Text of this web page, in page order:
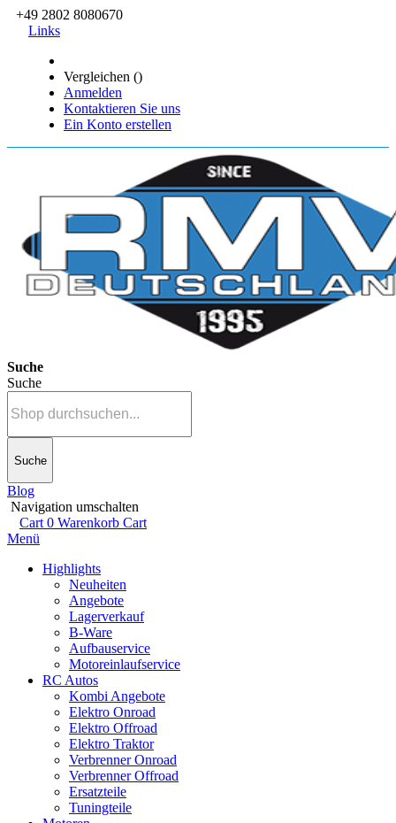
+49 2802 8080670
Links
Vergleichen ()
Anmelden
Kontaktieren Sie uns
Ein Konto erstellen
Suche
Suche
Suche
Blog
Navigation umschalten
Cart 0 Warenkorb Cart
Menü
Highlights
Neuheiten
Angebote
Lagerverkauf
B-Ware
Aufbauservice
Motoreinlaufservice
RC Autos
Kombi Angebote
Elektro Onroad
Elektro Offroad
Elektro Traktor
Verbrenner Onroad
Verbrenner Offroad
Ersatzteile
Tuningteile